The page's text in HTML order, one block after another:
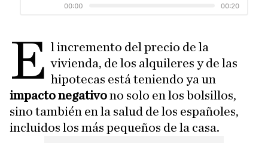
E l incremento del precio de la
vivienda, de los alquileres y de las
hipotecas está teniendo ya un
impacto negativono solo en los bolsillos,
sino también en la salud de los españoles,
incluidos los más pequeños de la casa.